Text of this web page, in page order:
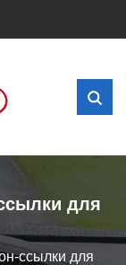
для
ссылки для